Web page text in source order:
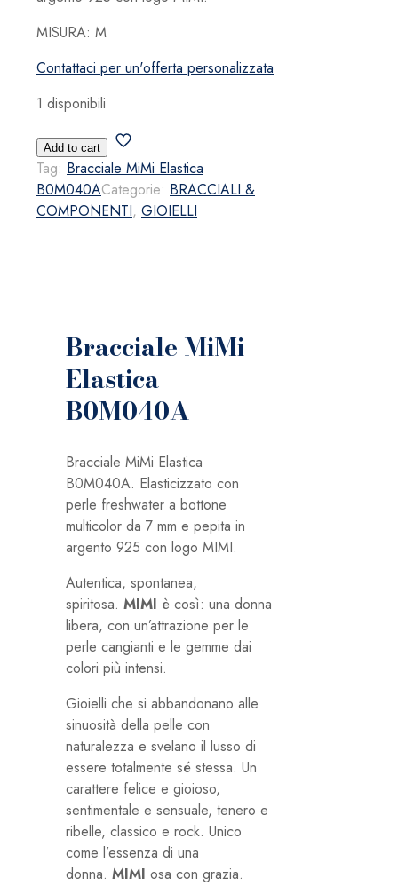
MISURA: M
Contattaci per un'offerta personalizzata
1 disponibili
Bracciale
MiMi
Elastica
B0M040A
quantità
Add to cart
Tag: Bracciale MiMi Elastica
B0M040ACategorie: BRACCIALI &
COMPONENTI, GIOIELLI
Bracciale MiMi
Elastica
B0M040A
Bracciale MiMi Elastica
B0M040A. Elasticizzato con
perle freshwater a bottone
multicolor da 7 mm e pepita in
argento 925 con logo MIMI.
Autentica, spontanea,
spiritosa. MIMI è così: una donna
libera, con un’attrazione per le
perle cangianti e le gemme dai
colori più intensi.
Gioielli che si abbandonano alle
sinuosità della pelle con
naturalezza e svelano il lusso di
essere totalmente sé stessa. Un
carattere felice e gioioso,
sentimentale e sensuale, tenero e
ribelle, classico e rock. Unico
come l’essenza di una
donna. MIMI osa con grazia.